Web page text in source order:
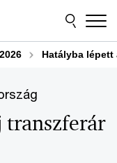
2026 Hatályba lépett
transzferár